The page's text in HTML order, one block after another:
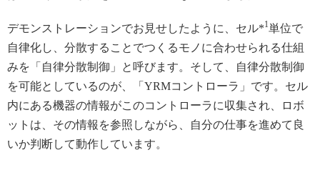
デモンストレーションでお見せしたように、セル*1単位で
自律化し、分散することでつくるモノに合わせられる仕組
みを「自律分散制御」と呼びます。そして、自律分散制御
を可能としているのが、「YRMコントローラ」です。セル
内にある機器の情報がこのコントローラに収集され、ロボ
ットは、その情報を参照しながら、自分の仕事を進めて良
いか判断して動作しています。